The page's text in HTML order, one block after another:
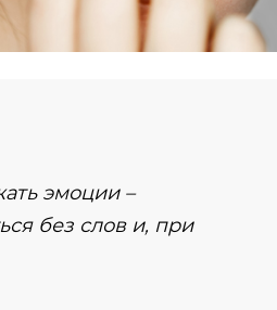
эмоции –
без слов и, при